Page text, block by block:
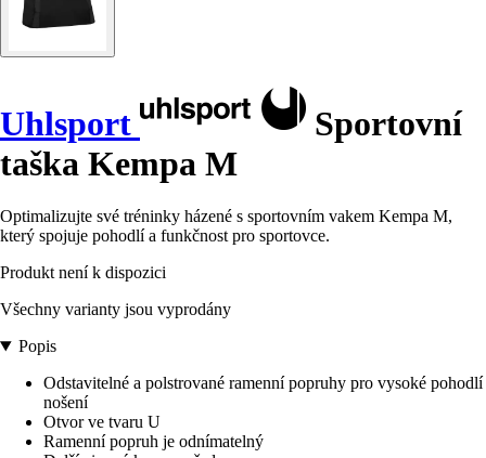
Uhlsport
Sportovní
taška Kempa M
Optimalizujte své tréninky házené s sportovním vakem Kempa M,
který spojuje pohodlí a funkčnost pro sportovce.
Produkt není k dispozici
Všechny varianty jsou vyprodány
Popis
Odstavitelné a polstrované ramenní popruhy pro vysoké pohodlí
nošení
Otvor ve tvaru U
Ramenní popruh je odnímatelný